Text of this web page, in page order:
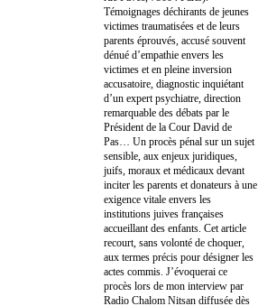
Témoignages déchirants de jeunes
victimes traumatisées et de leurs
parents éprouvés, accusé souvent
dénué d’empathie envers les
victimes et en pleine inversion
accusatoire, diagnostic inquiétant
d’un expert psychiatre, direction
remarquable des débats par le
Président de la Cour David de
Pas… Un procès pénal sur un sujet
sensible, aux enjeux juridiques,
juifs, moraux et médicaux devant
inciter les parents et donateurs à une
exigence vitale envers les
institutions juives françaises
accueillant des enfants. Cet article
recourt, sans volonté de choquer,
aux termes précis pour désigner les
actes commis. J’évoquerai ce
procès lors de mon interview par
Radio Chalom Nitsan diffusée dès